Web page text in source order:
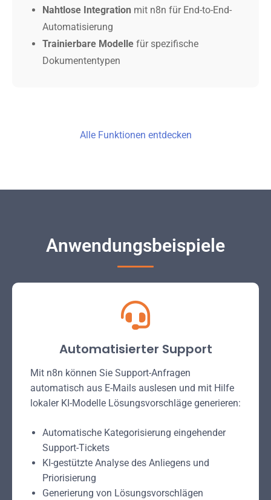
Nahtlose Integration mit n8n für End-to-End-
Automatisierung
Trainierbare Modelle für spezifische
Dokumententypen
Alle Funktionen entdecken
Anwendungsbeispiele
Automatisierter Support
Mit n8n können Sie Support-Anfragen
automatisch aus E-Mails auslesen und mit Hilfe
lokaler KI-Modelle Lösungsvorschläge generieren:
Automatische Kategorisierung eingehender
Support-Tickets
KI-gestützte Analyse des Anliegens und
Priorisierung
Generierung von Lösungsvorschlägen